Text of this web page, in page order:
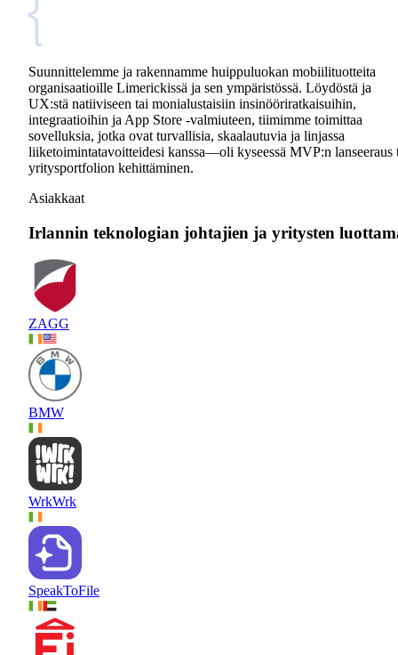
Suunnittelemme ja rakennamme huippuluokan mobiilituotteita
organisaatioille Limerickissä ja sen ympäristössä. Löydöstä ja
UX:stä natiiviseen tai monialustaisiin insinööriratkaisuihin,
integraatioihin ja App Store -valmiuteen, tiimimme toimittaa
sovelluksia, jotka ovat turvallisia, skaalautuvia ja linjassa
liiketoimintatavoitteidesi kanssa—oli kyseessä MVP:n lanseeraus
yritysportfolion kehittäminen.
Asiakkaat
Irlannin teknologian johtajien ja yritysten
ZAGG
BMW
WrkWrk
SpeakToFile